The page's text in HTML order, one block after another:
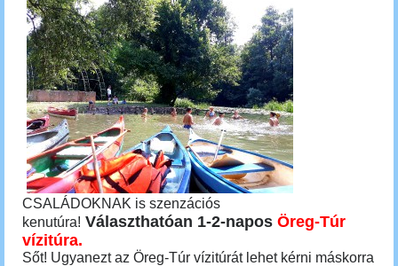
CSALÁDOKNAK is szenzációs
kenutúra! Választhatóan 1-2-napos Öreg-Túr
vízitúra.
Sőt! Ugyanezt az Öreg-Túr vízitúrát lehet kérni máskorra